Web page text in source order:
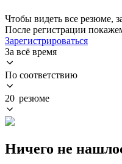
Чтобы видеть все резюме,
После регистрации
Зарегистрироваться
За всё время
По соответствию
20 резюме
Ничего не